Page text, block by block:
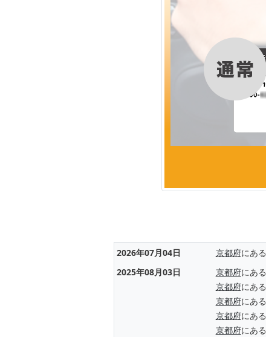
2026年07月04日 京都府にある
2025年08月03日
京都府にある
京都府にある
京都府にある
京都府にある
京都府にある